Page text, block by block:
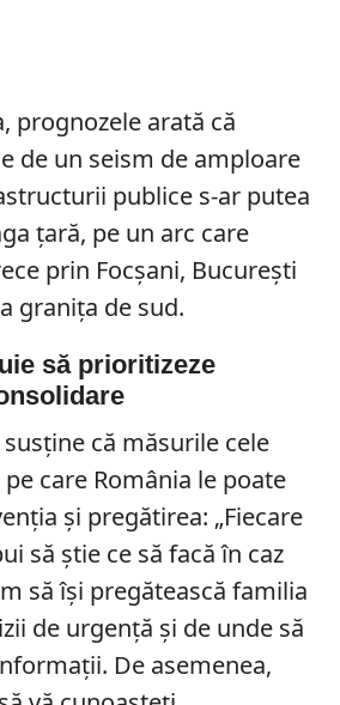
prognozele arată că
de un seism de amploare
publice s-ar putea
ţară, pe un arc care
prin Focşani, Bucureşti
graniţa de sud.
să prioritizeze
că măsurile cele
care România le poate
şi pregătirea: „Fiecare
să ştie ce să facă în caz
să îşi pregătească familia
de urgenţă şi de unde să
De asemenea,